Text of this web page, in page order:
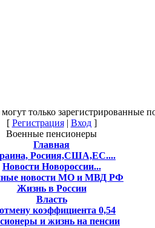
только зарегистрированные
[ Регистрация| Вход]
Военные пенсионеры
Главная
Росиия,США,ЕС....
Новости Новороссии...
новости МО и МВД РФ
Жизнь в России
Власть
коэффициента 0,54
и жизнь на пенсии